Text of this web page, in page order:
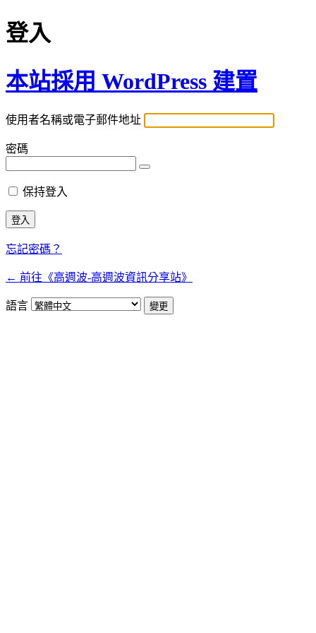
登入
本站採用 WordPress 建置
使用者名稱或電子郵件地址
密碼
保持登入
忘記密碼？
← 前往《高週波-高週波資訊分享站》
語言